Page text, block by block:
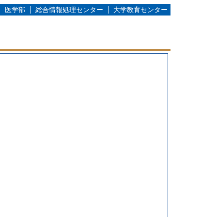
医学部 総合情報処理センター 大学教育センター